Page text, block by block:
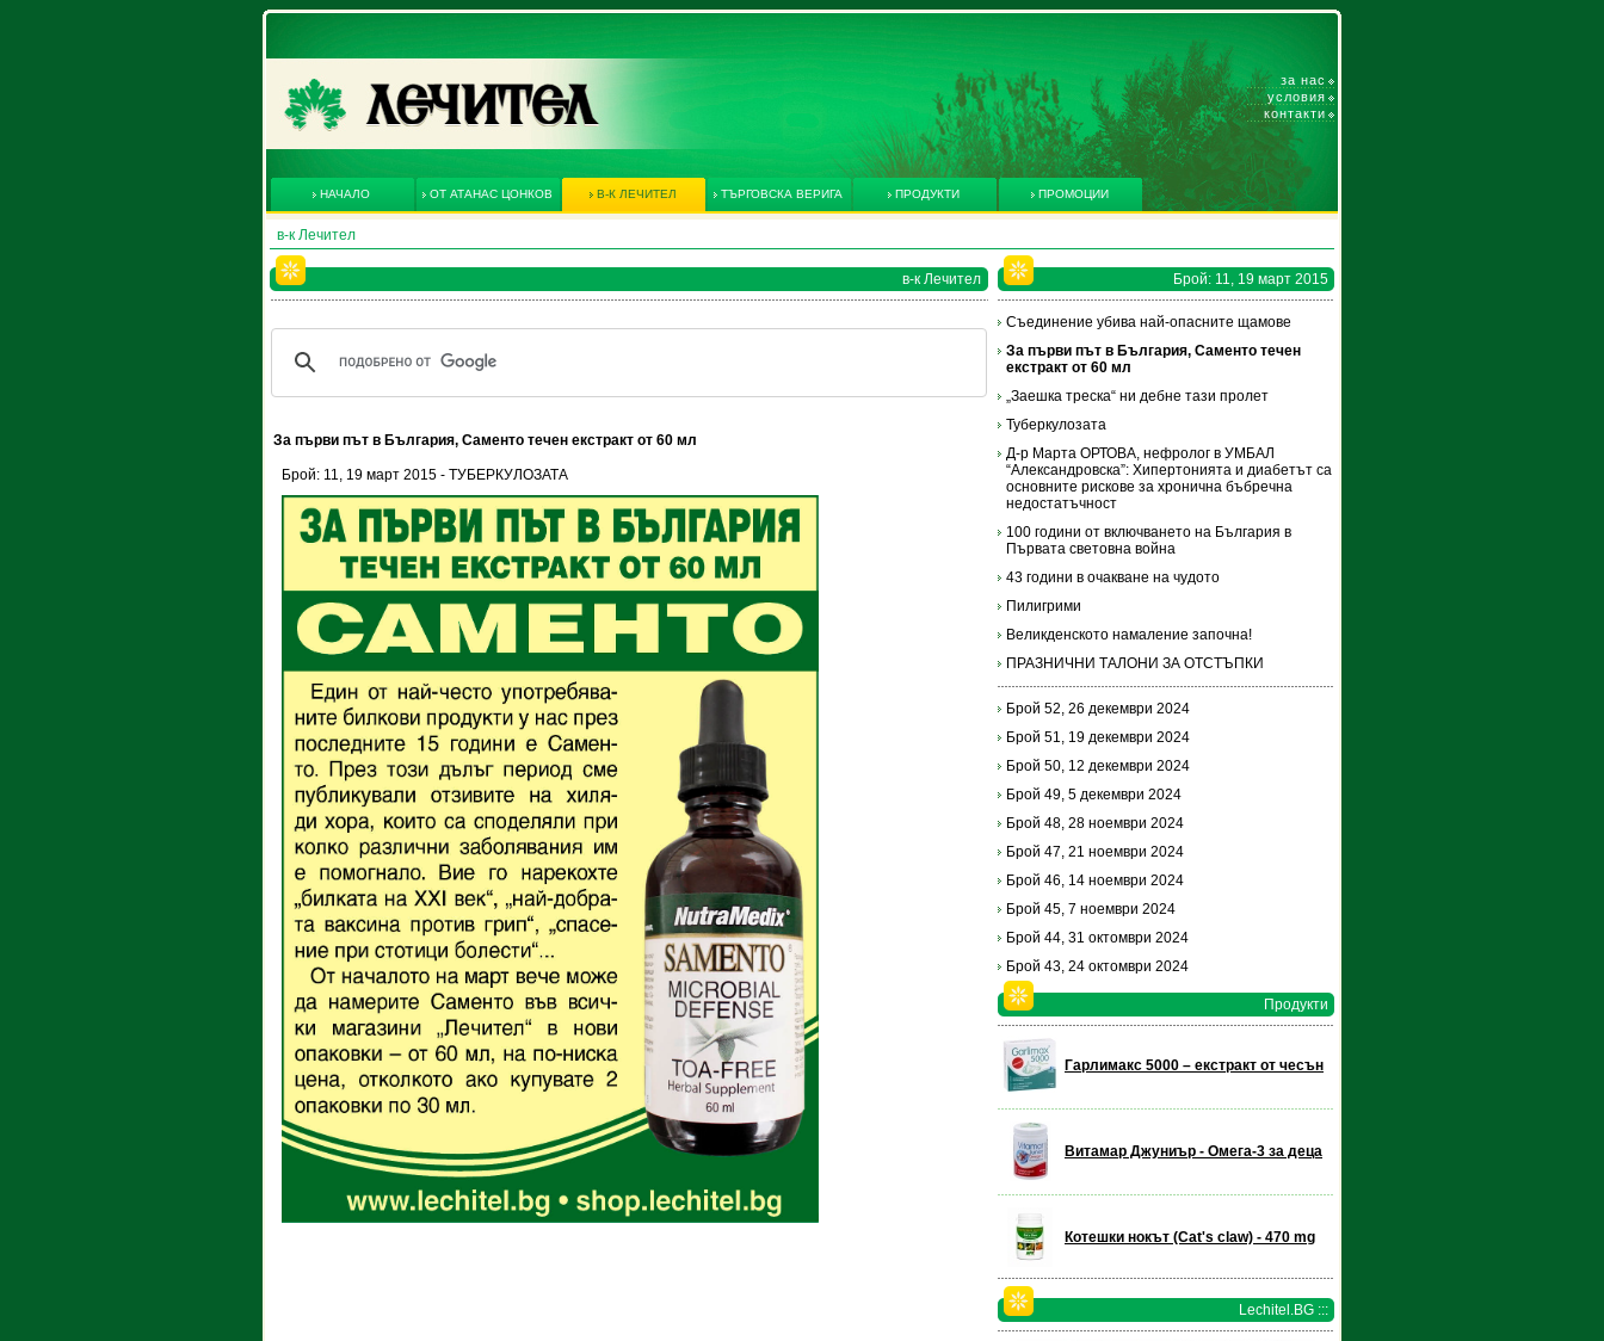
за нас
условия
контакти
НАЧАЛО ОТ АТАНАС ЦОНКОВ В-К ЛЕЧИТЕЛ ТЪРГОВСКА ВЕРИГА ПРОДУКТИ ПРОМОЦИИ
в-к Лечител
в-к Лечител
За първи път в България, Саменто течен екстракт от 60 мл
Брой: 11, 19 март 2015 - ТУБЕРКУЛОЗАТА
Брой: 11, 19 март 2015
Съединение убива най-опасните щамове
За първи път в България, Саменто течен
екстракт от 60 мл
„Заешка треска“ ни дебне тази пролет
Туберкулозата
Д-р Марта ОРТОВА, нефролог в УМБАЛ
“Александровска”: Хипертонията и диабетът са
основните рискове за хронична бъбречна
недостатъчност
100 години от включването на България в
Първата световна война
43 години в очакване на чудото
Пилигрими
Великденското намаление започна!
ПРАЗНИЧНИ ТАЛОНИ ЗА ОТСТЪПКИ
Брой 52, 26 декември 2024
Брой 51, 19 декември 2024
Брой 50, 12 декември 2024
Брой 49, 5 декември 2024
Брой 48, 28 ноември 2024
Брой 47, 21 ноември 2024
Брой 46, 14 ноември 2024
Брой 45, 7 ноември 2024
Брой 44, 31 октомври 2024
Брой 43, 24 октомври 2024
Продукти
Гарлимакс 5000 – екстракт от чесън
Витамар Джуниър - Омега-3 за деца
Котешки нокът (Cat's claw) - 470 mg
Lechitel.BG :::